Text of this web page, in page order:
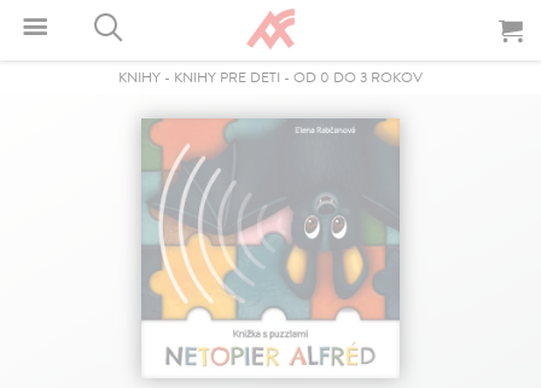
KNIHY - KNIHY PRE DETI - OD 0 DO 3 ROKOV